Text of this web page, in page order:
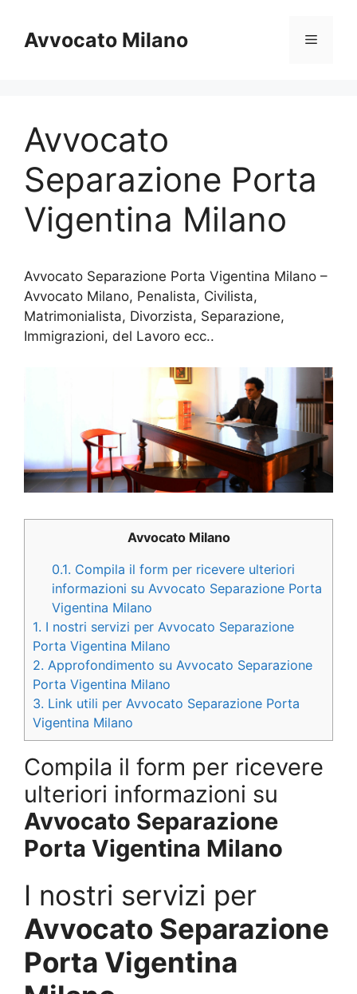
contenuto
Avvocato Milano Menu
Avvocato
Separazione Porta
Vigentina Milano
Avvocato Separazione Porta Vigentina Milano –
Avvocato Milano, Penalista, Civilista,
Matrimonialista, Divorzista, Separazione,
Immigrazioni, del Lavoro ecc..
Avvocato Milano
0.1. Compila il form per ricevere ulteriori
informazioni su Avvocato Separazione Porta
Vigentina Milano
1. I nostri servizi per Avvocato Separazione
Porta Vigentina Milano
2. Approfondimento su Avvocato Separazione
Porta Vigentina Milano
3. Link utili per Avvocato Separazione Porta
Vigentina Milano
Compila il form per ricevere
ulteriori informazioni su
Avvocato Separazione
Porta Vigentina Milano
I nostri servizi per
Avvocato Separazione
Porta Vigentina